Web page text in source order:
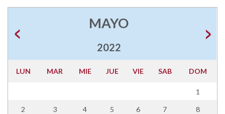
MAYO
2022
LUN MAR MIE JUE VIE SAB DOM
1
2 3 4 5 6 7 8